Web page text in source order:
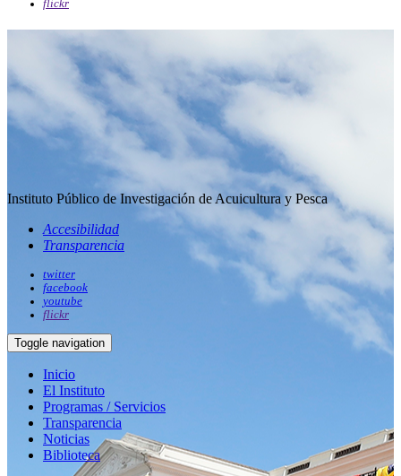
flickr
Instituto Público de Investigación de Acuicultura y Pesca
Accesibilidad
Transparencia
twitter
facebook
youtube
flickr
Toggle navigation
Inicio
El Instituto
Programas / Servicios
Transparencia
Noticias
Biblioteca